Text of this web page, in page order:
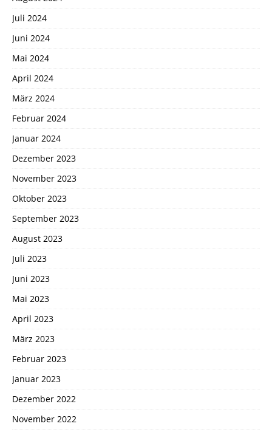
Juli 2024
Juni 2024
Mai 2024
April 2024
März 2024
Februar 2024
Januar 2024
Dezember 2023
November 2023
Oktober 2023
September 2023
August 2023
Juli 2023
Juni 2023
Mai 2023
April 2023
März 2023
Februar 2023
Januar 2023
Dezember 2022
November 2022